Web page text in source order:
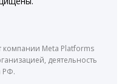
компании Meta Platforms
деятельность
РФ.